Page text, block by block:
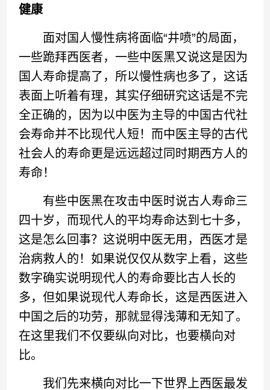
健康
面对国人慢性病将面临“井喷”的局面，
一些跪拜西医者，一些中医黑又说这是因为
国人寿命提高了，所以慢性病也多了，这话
表面上听着有理，其实仔细研究这话是不完
全正确的，因为以中医为主导的中国古代社
会寿命并不比现代人短！而中医主导的古代
社会人的寿命更是远远超过同时期西方人的
寿命！
有些中医黑在攻击中医时说古人寿命三
四十岁，而现代人的平均寿命达到七十多，
这是怎么回事？这说明中医无用，西医才是
治病救人的！如果说仅仅从数字上看，这些
数字确实说明现代人的寿命要比古人长的
多，但如果说现代人寿命长，这是西医进入
中国之后的功劳，那就显得浅薄和无知了。
在这里我们不仅要纵向对比，也要横向对
比。
我们先来横向对比一下世界上西医最发